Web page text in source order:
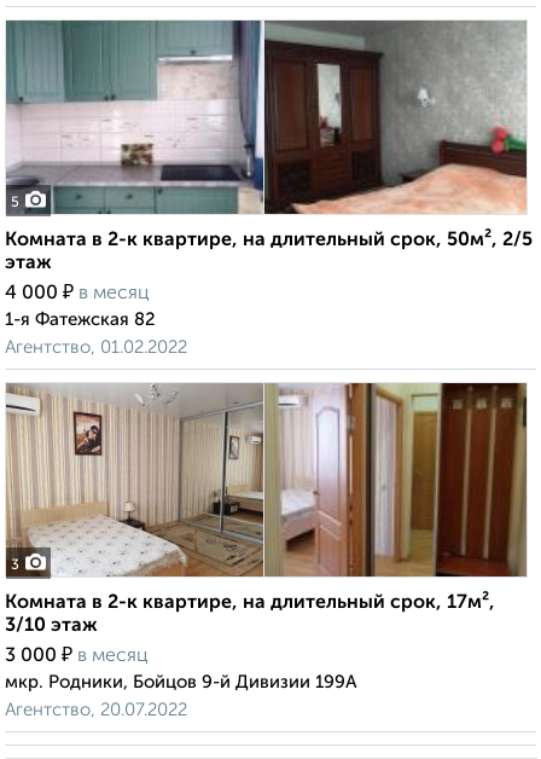
5
Комната в 2-к квартире, на длительный срок, 50м², 2/5
этаж
4 000 ₽ в месяц
1-я Фатежская 82
Агентство, 01.02.2022
3
Комната в 2-к квартире, на длительный срок, 17м²,
3/10 этаж
3 000 ₽ в месяц
мкр. Родники, Бойцов 9-й Дивизии 199А
Агентство, 20.07.2022